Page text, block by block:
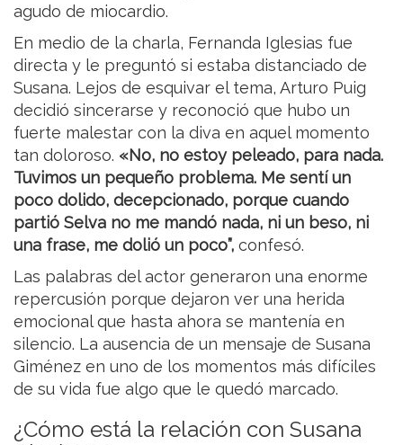
agudo de miocardio.
En medio de la charla, Fernanda Iglesias fue
directa y le preguntó si estaba distanciado de
Susana. Lejos de esquivar el tema, Arturo Puig
decidió sincerarse y reconoció que hubo un
fuerte malestar con la diva en aquel momento
tan doloroso. «No, no estoy peleado, para nada.
Tuvimos un pequeño problema. Me sentí un
poco dolido, decepcionado, porque cuando
partió Selva no me mandó nada, ni un beso, ni
una frase, me dolió un poco”, confesó.
Las palabras del actor generaron una enorme
repercusión porque dejaron ver una herida
emocional que hasta ahora se mantenía en
silencio. La ausencia de un mensaje de Susana
Giménez en uno de los momentos más difíciles
de su vida fue algo que le quedó marcado.
¿Cómo está la relación con Susana